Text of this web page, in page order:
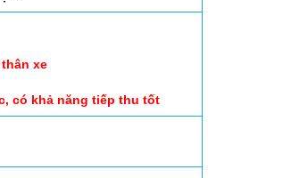
xe
có khả năng tiếp thu tốt